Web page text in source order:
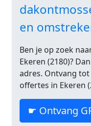
en
Ben je op zoek
Ekeren (2180)?
adres. Ontvang
offertes in Ekeren
☛ Ontvang